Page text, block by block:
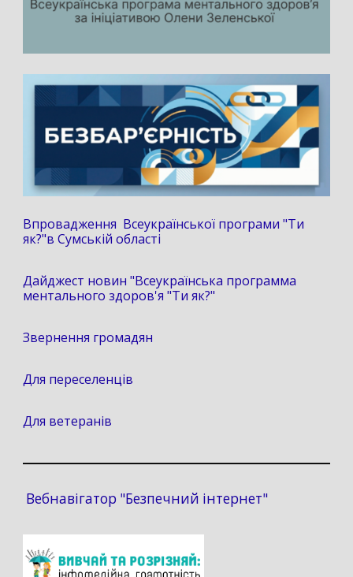
Впровадження Всеукраїнської програми "Ти
як?"в Сумській області
Дайджест новин "Всеукраїнська программа
ментального здоров'я "Ти як?"
Звернення громадян
Для переселенців
Для ветеранів
Вебнавігатор "Безпечний інтернет"